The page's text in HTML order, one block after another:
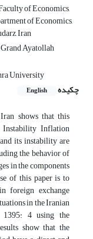
of Economics,
of Economics,
Iran
Ayatollah
University
چکیده
English
shows that this
Inflation
its instability are
the behavior of
in the components
of this paper is to
foreign exchange
in the Iranian
4 using the
show that the